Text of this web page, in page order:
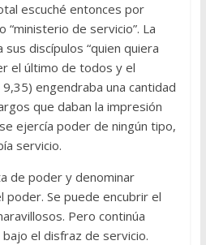
escuché entonces por
de servicio”. La
discípulos “quien quiera
el último de todos y el
engendraba una cantidad
que daban la impresión
ejercía poder de ningún tipo,
servicio.
de poder y denominar
poder. Se puede encubrir el
Pero continúa
el disfraz de servicio.